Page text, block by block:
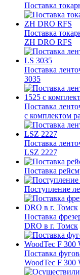
Поставка
Поставка
ZH DRO RFS
Поставка
3035
Поставка
с комплектом
Поставка
LSZ 2227
Поставка
Поступление
Поставка
DRO в г. Томск
Поставка
WoodTec F 300